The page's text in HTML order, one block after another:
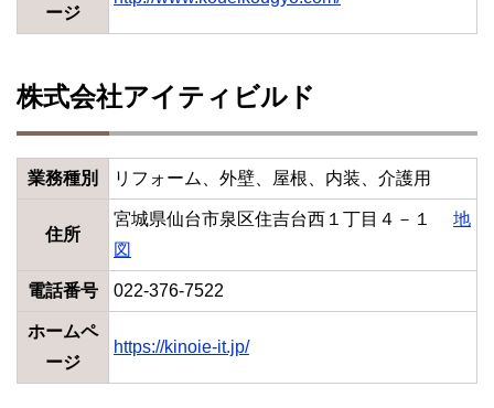
ージ
株式会社アイティビルド
業務種別 リフォーム、外壁、屋根、内装、介護用
住所
宮城県仙台市泉区住吉台西１丁目４－１ 地
図
電話番号 022-376-7522
ホームペ
ージ
https://kinoie-it.jp/